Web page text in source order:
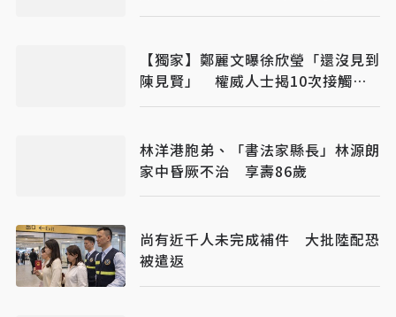
平反
【獨家】鄭麗文曝徐欣瑩「還沒見到
陳見賢」 權威人士揭10次接觸未
果：整合最後一哩路
林洋港胞弟、「書法家縣長」林源朗
家中昏厥不治 享壽86歲
尚有近千人未完成補件 大批陸配恐
被遣返